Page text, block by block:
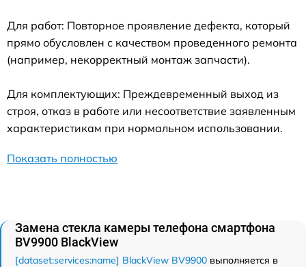
Для работ: Повторное проявление дефекта, который
прямо обусловлен с качеством проведенного ремонта
(например, некорректный монтаж запчасти).
Для комплектующих: Преждевременный выход из
строя, отказ в работе или несоответствие заявленным
характеристикам при нормальном использовании.
Показать полностью
Замена стекла камеры телефона смартфона
BV9900 BlackView
[dataset:services:name] BlackView BV9900 выполняется в